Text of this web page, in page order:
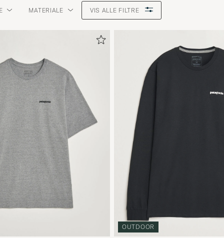
MATERIALE VIS ALLE FILTRE
OUTDOOR